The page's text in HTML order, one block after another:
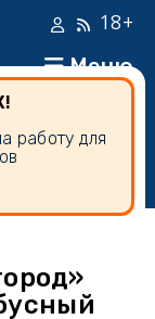
Меню
18+
работу для